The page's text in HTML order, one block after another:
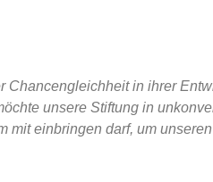
Chancengleichheit in ihrer
unsere Stiftung in
mit einbringen darf, um unseren